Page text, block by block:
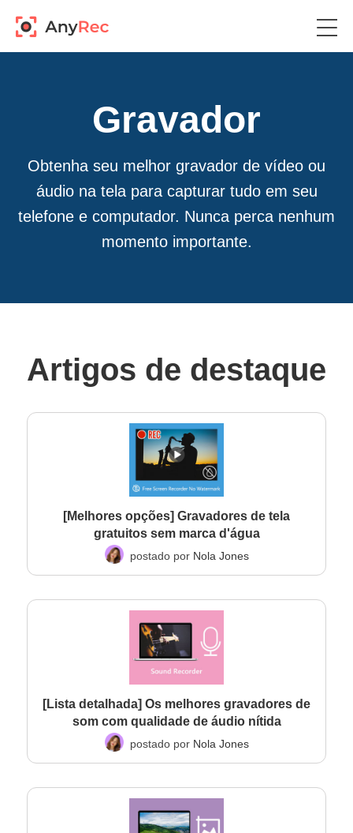
Gravador
Obtenha seu melhor gravador de vídeo ou
áudio na tela para capturar tudo em seu
telefone e computador. Nunca perca nenhum
momento importante.
Artigos de destaque
[Melhores opções] Gravadores de tela
gratuitos sem marca d'água
postado por Nola Jones
[Lista detalhada] Os melhores gravadores de
som com qualidade de áudio nítida
postado por Nola Jones